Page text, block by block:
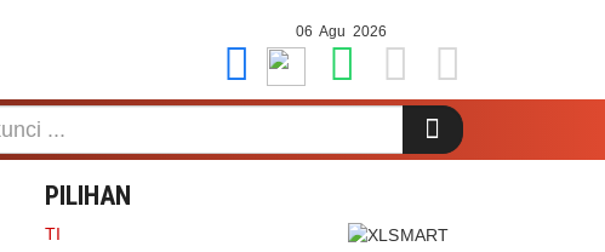
06 Agu 2026
PILIHAN
TI